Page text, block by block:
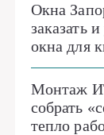
Окна
заказать
окна для
Монтаж
собрать
тепло